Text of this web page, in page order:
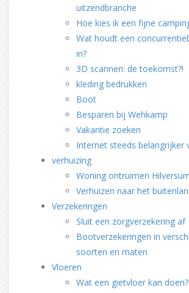
uitzendbranche
Hoe kies ik een fijne
Wat houdt een
in?
3D scannen: de toekomst?!
kleding bedrukken
Boot
Besparen bij Wehkamp
Vakantie zoeken
Internet steeds belangrijker
verhuizing
Woning ontruimen
Verhuizen naar het
Verzekeringen
Sluit een zorgverzekering af
Bootverzekeringen in
soorten en maten
Vloeren
Wat een gietvloer kan doen?